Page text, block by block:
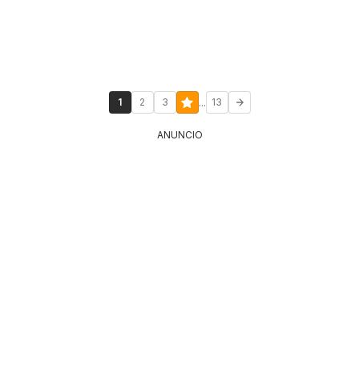
1 2 3 ... 13
ANUNCIO